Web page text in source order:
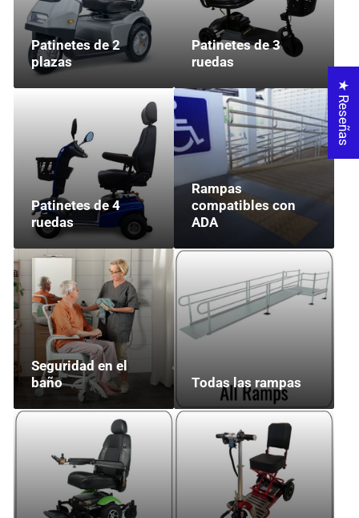
Patinetes de 2
plazas
Patinetes de 3
ruedas
Patinetes de 4
ruedas
Rampas
compatibles con
ADA
Seguridad en el
baño
Todas las rampas
★ Reseñas